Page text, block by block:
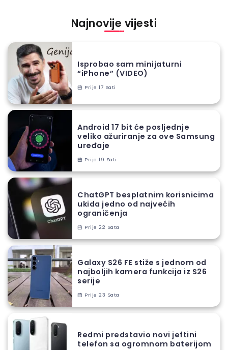
Najnovije vijesti
Isprobao sam minijaturni
“iPhone” (VIDEO)
Prije 17 Sati
Android 17 bit će posljednje
veliko ažuriranje za ove Samsung
uređaje
Prije 19 Sati
ChatGPT besplatnim korisnicima
ukida jedno od najvećih
ograničenja
Prije 22 Sata
Galaxy S26 FE stiže s jednom od
najboljih kamera funkcija iz S26
serije
Prije 23 Sata
Redmi predstavio novi jeftini
telefon sa ogromnom baterijom